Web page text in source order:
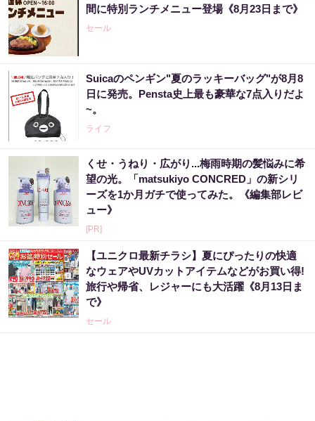
間に特別ランチメニュー登場《8月23日まで》
セール
Suicaのペンギン"夏のラッキーバッグ"が8月8
日に発売。Pensta史上最も豪華な7点入りだよ
~。
ライフ
くせ・うねり・広がり...梅雨時期の髪悩みに希
望の光。「matsukiyo CONCRED」の新シリ
ーズを1か月ガチで使ってみた。《編集部レビ
ュー》
[PR]
【ユニクロ最新チラシ】夏にぴったりの快適
なウェアやUVカットアイテムなどがお買い得!
旅行や帰省、レジャーにも大活躍《8月13日ま
で》
セール